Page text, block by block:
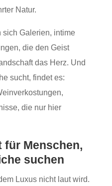
Natur.
sich Galerien, intime
die den Geist
das Herz. Und
sucht, findet es:
die nur hier
für Menschen,
suchen
Luxus nicht laut wird.